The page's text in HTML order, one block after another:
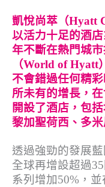
凱悅尚萃（Hyatt
以活力十足的酒
年不斷在熱門城
（World of Hyatt
不會錯過任何精
所未有的增長，
開設了酒店，包
黎加聖荷西、多
透過強勁的發展
全球再增設超過
系列增加50%，